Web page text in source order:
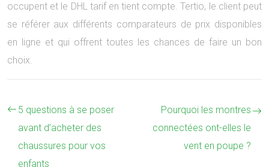
occupent et le DHL tarif en tient compte. Tertio, le client peut
se référer aux différents comparateurs de prix disponibles
en ligne et qui offrent toutes les chances de faire un bon
choix.
5 questions à se poser
avant d’acheter des
chaussures pour vos
enfants
Pourquoi les montres
connectées ont-elles le
vent en poupe ?